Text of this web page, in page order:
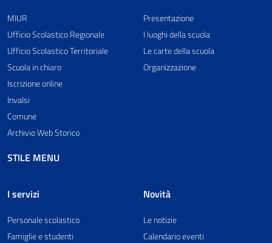
MIUR
Ufficio Scolastico Regionale
Ufficio Scolastico Territoriale
Scuola in chiaro
Iscrizione online
Invalsi
Comune
Archivio Web Storico
STILE MENU
Presentazione
I luoghi della scuola
Le carte della scuola
Organizzazione
I servizi
Personale scolastico
Famiglie e studenti
Novità
Le notizie
Calendario eventi